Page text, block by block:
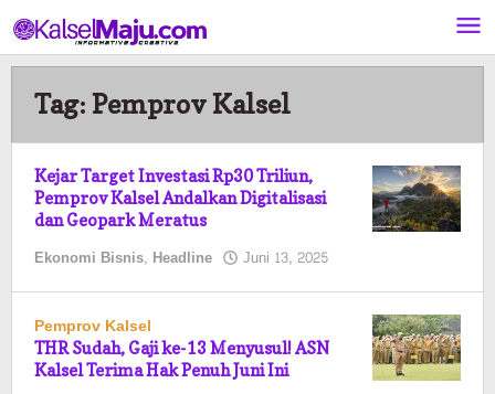
ke
konten
Tag: Pemprov Kalsel
Kejar Target Investasi Rp30 Triliun,
Pemprov Kalsel Andalkan Digitalisasi
dan Geopark Meratus
Ekonomi Bisnis, Headline Juni 13, 2025
Pemprov Kalsel
THR Sudah, Gaji ke-13 Menyusul! ASN
Kalsel Terima Hak Penuh Juni Ini